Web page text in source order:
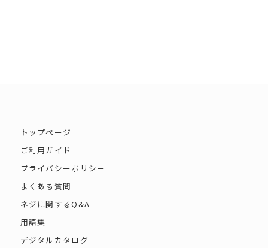
トップページ
ご利用ガイド
プライバシーポリシー
よくある質問
ネジに関するQ&A
用語集
デジタルカタログ